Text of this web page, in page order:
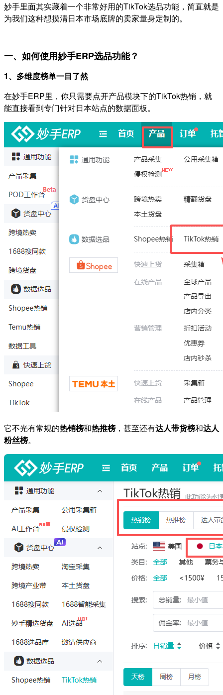
妙手里面其实藏着一个非常好用的TikTok选品功能，简直就是
为我们这种想摸清日本市场底牌的卖家量身定制的。
一、如何使用妙手ERP选品功能？
1、多维度榜单一目了然
在妙手ERP里，你只需要点开产品模块下的TikTok热销，就
能直接看到专门针对日本站点的数据面板。
它不光有常规的热销榜和热推榜 ，甚至还有达人带货榜和达人
粉丝榜。